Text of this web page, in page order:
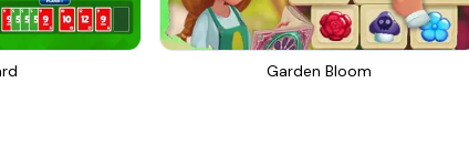
Garden Bloom